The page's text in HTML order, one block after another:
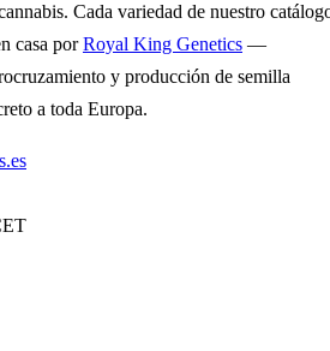
Cada variedad de nuestro
casa porRoyal King Genetics —
y producción de semilla
a toda Europa.